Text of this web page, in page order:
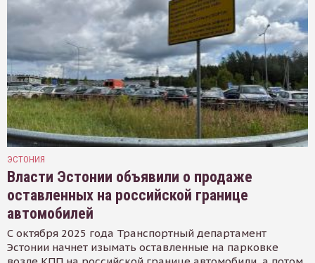
ЭСТОНИЯ
Власти Эстонии объявили о продаже
оставленных на российской границе
автомобилей
С октября 2025 года Транспортный департамент
Эстонии начнет изымать оставленные на парковке